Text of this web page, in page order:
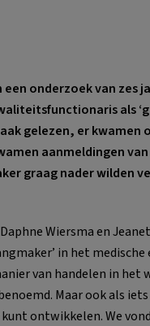
onderzoek van zes
als
gelezen, er kwamen
aanmeldingen van
graag nader wilden
Wiersma en
in het medische
van handelen in het
Maar ook als
ontwikkelen. We